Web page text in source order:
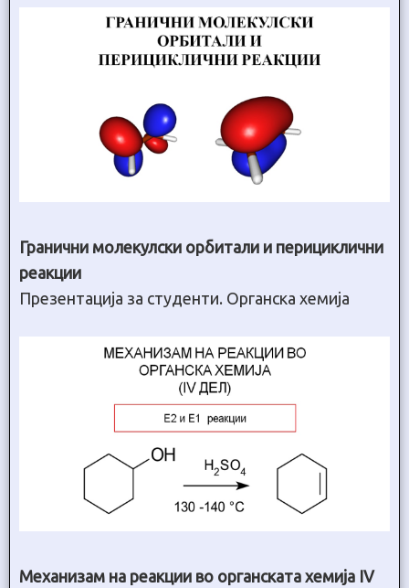
Гранични молекулски орбитали и перициклични
реакции
Презентација за студенти. Органска хемија
Механизам на реакции во органската хемија IV